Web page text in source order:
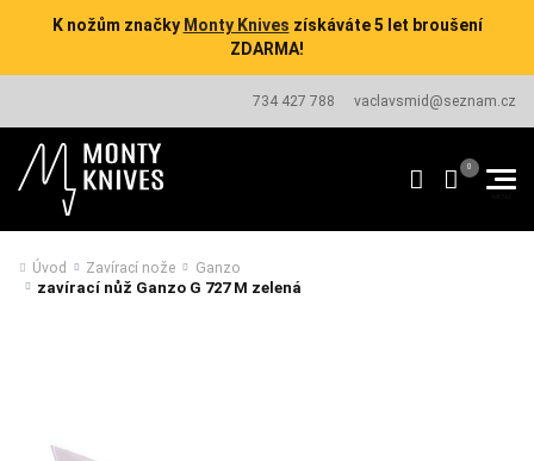
K nožům značky Monty Knives získáváte 5 let broušení
ZDARMA!
734 427 788 vaclavsmid@seznam.cz
Úvod Zavírací nože Ganzo
zavírací nůž Ganzo G 727 M zelená